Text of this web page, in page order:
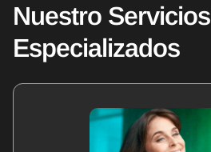
Nuestro Servicios
Especializados